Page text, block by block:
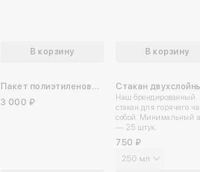
В корзину В корзину
Пакет полиэтиленовый
прозрачный «Только
3 000 ₽
Стакан
для горячих
дизайном
Наш брендированный
стакан для горячего
собой. Минимальный
— 25 штук.
750 ₽
250 мл